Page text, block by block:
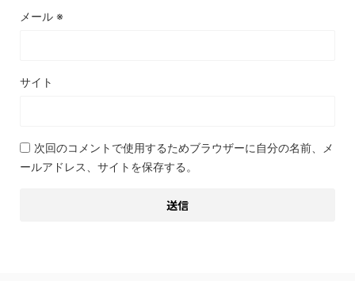
メール ※
サイト
次回のコメントで使用するためブラウザーに自分の名前、メ
ールアドレス、サイトを保存する。